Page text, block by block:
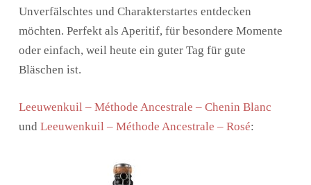
Unverfälschtes und Charakterstartes entdecken
möchten. Perfekt als Aperitif, für besondere Momente
oder einfach, weil heute ein guter Tag für gute
Bläschen ist.
Leeuwenkuil – Méthode Ancestrale – Chenin Blanc
und Leeuwenkuil – Méthode Ancestrale – Rosé: